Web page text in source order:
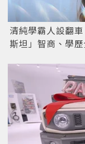
清純學霸人設翻
斯坦」智商、學